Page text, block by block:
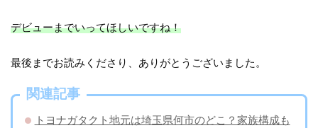
デビューまでいってほしいですね！
最後までお読みくださり、ありがとうございました。
関連記事
トヨナガタクト地元は埼玉県何市のどこ？家族構成も